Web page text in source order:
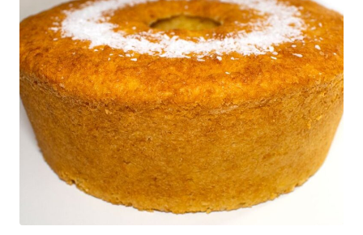
Airfryer Para os amantes dos bolos caseiros, a Airfryer
se tornou quase a substituta do fogão na criação de
delícias rápidas e saudáveis. Entre as inúmeras receitas
possíveis, uma que se destaca é a do delicioso bolo de
café e canela preparado na Airfryer,